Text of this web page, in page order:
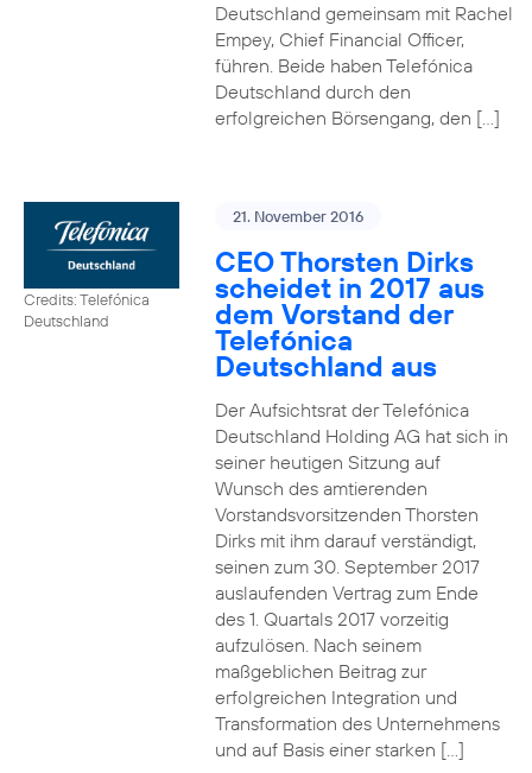
Deutschland gemeinsam mit Rachel
Empey, Chief Financial Officer,
führen. Beide haben Telefónica
Deutschland durch den
erfolgreichen Börsengang, den […]
Credits: Telefónica
Deutschland
21. November 2016
CEO Thorsten Dirks
scheidet in 2017 aus
dem Vorstand der
Telefónica
Deutschland aus
Der Aufsichtsrat der Telefónica
Deutschland Holding AG hat sich in
seiner heutigen Sitzung auf
Wunsch des amtierenden
Vorstandsvorsitzenden Thorsten
Dirks mit ihm darauf verständigt,
seinen zum 30. September 2017
auslaufenden Vertrag zum Ende
des 1. Quartals 2017 vorzeitig
aufzulösen. Nach seinem
maßgeblichen Beitrag zur
erfolgreichen Integration und
Transformation des Unternehmens
und auf Basis einer starken […]